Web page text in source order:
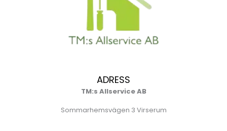
ADRESS
TM:s Allservice AB
Sommarhemsvägen 3 Virserum